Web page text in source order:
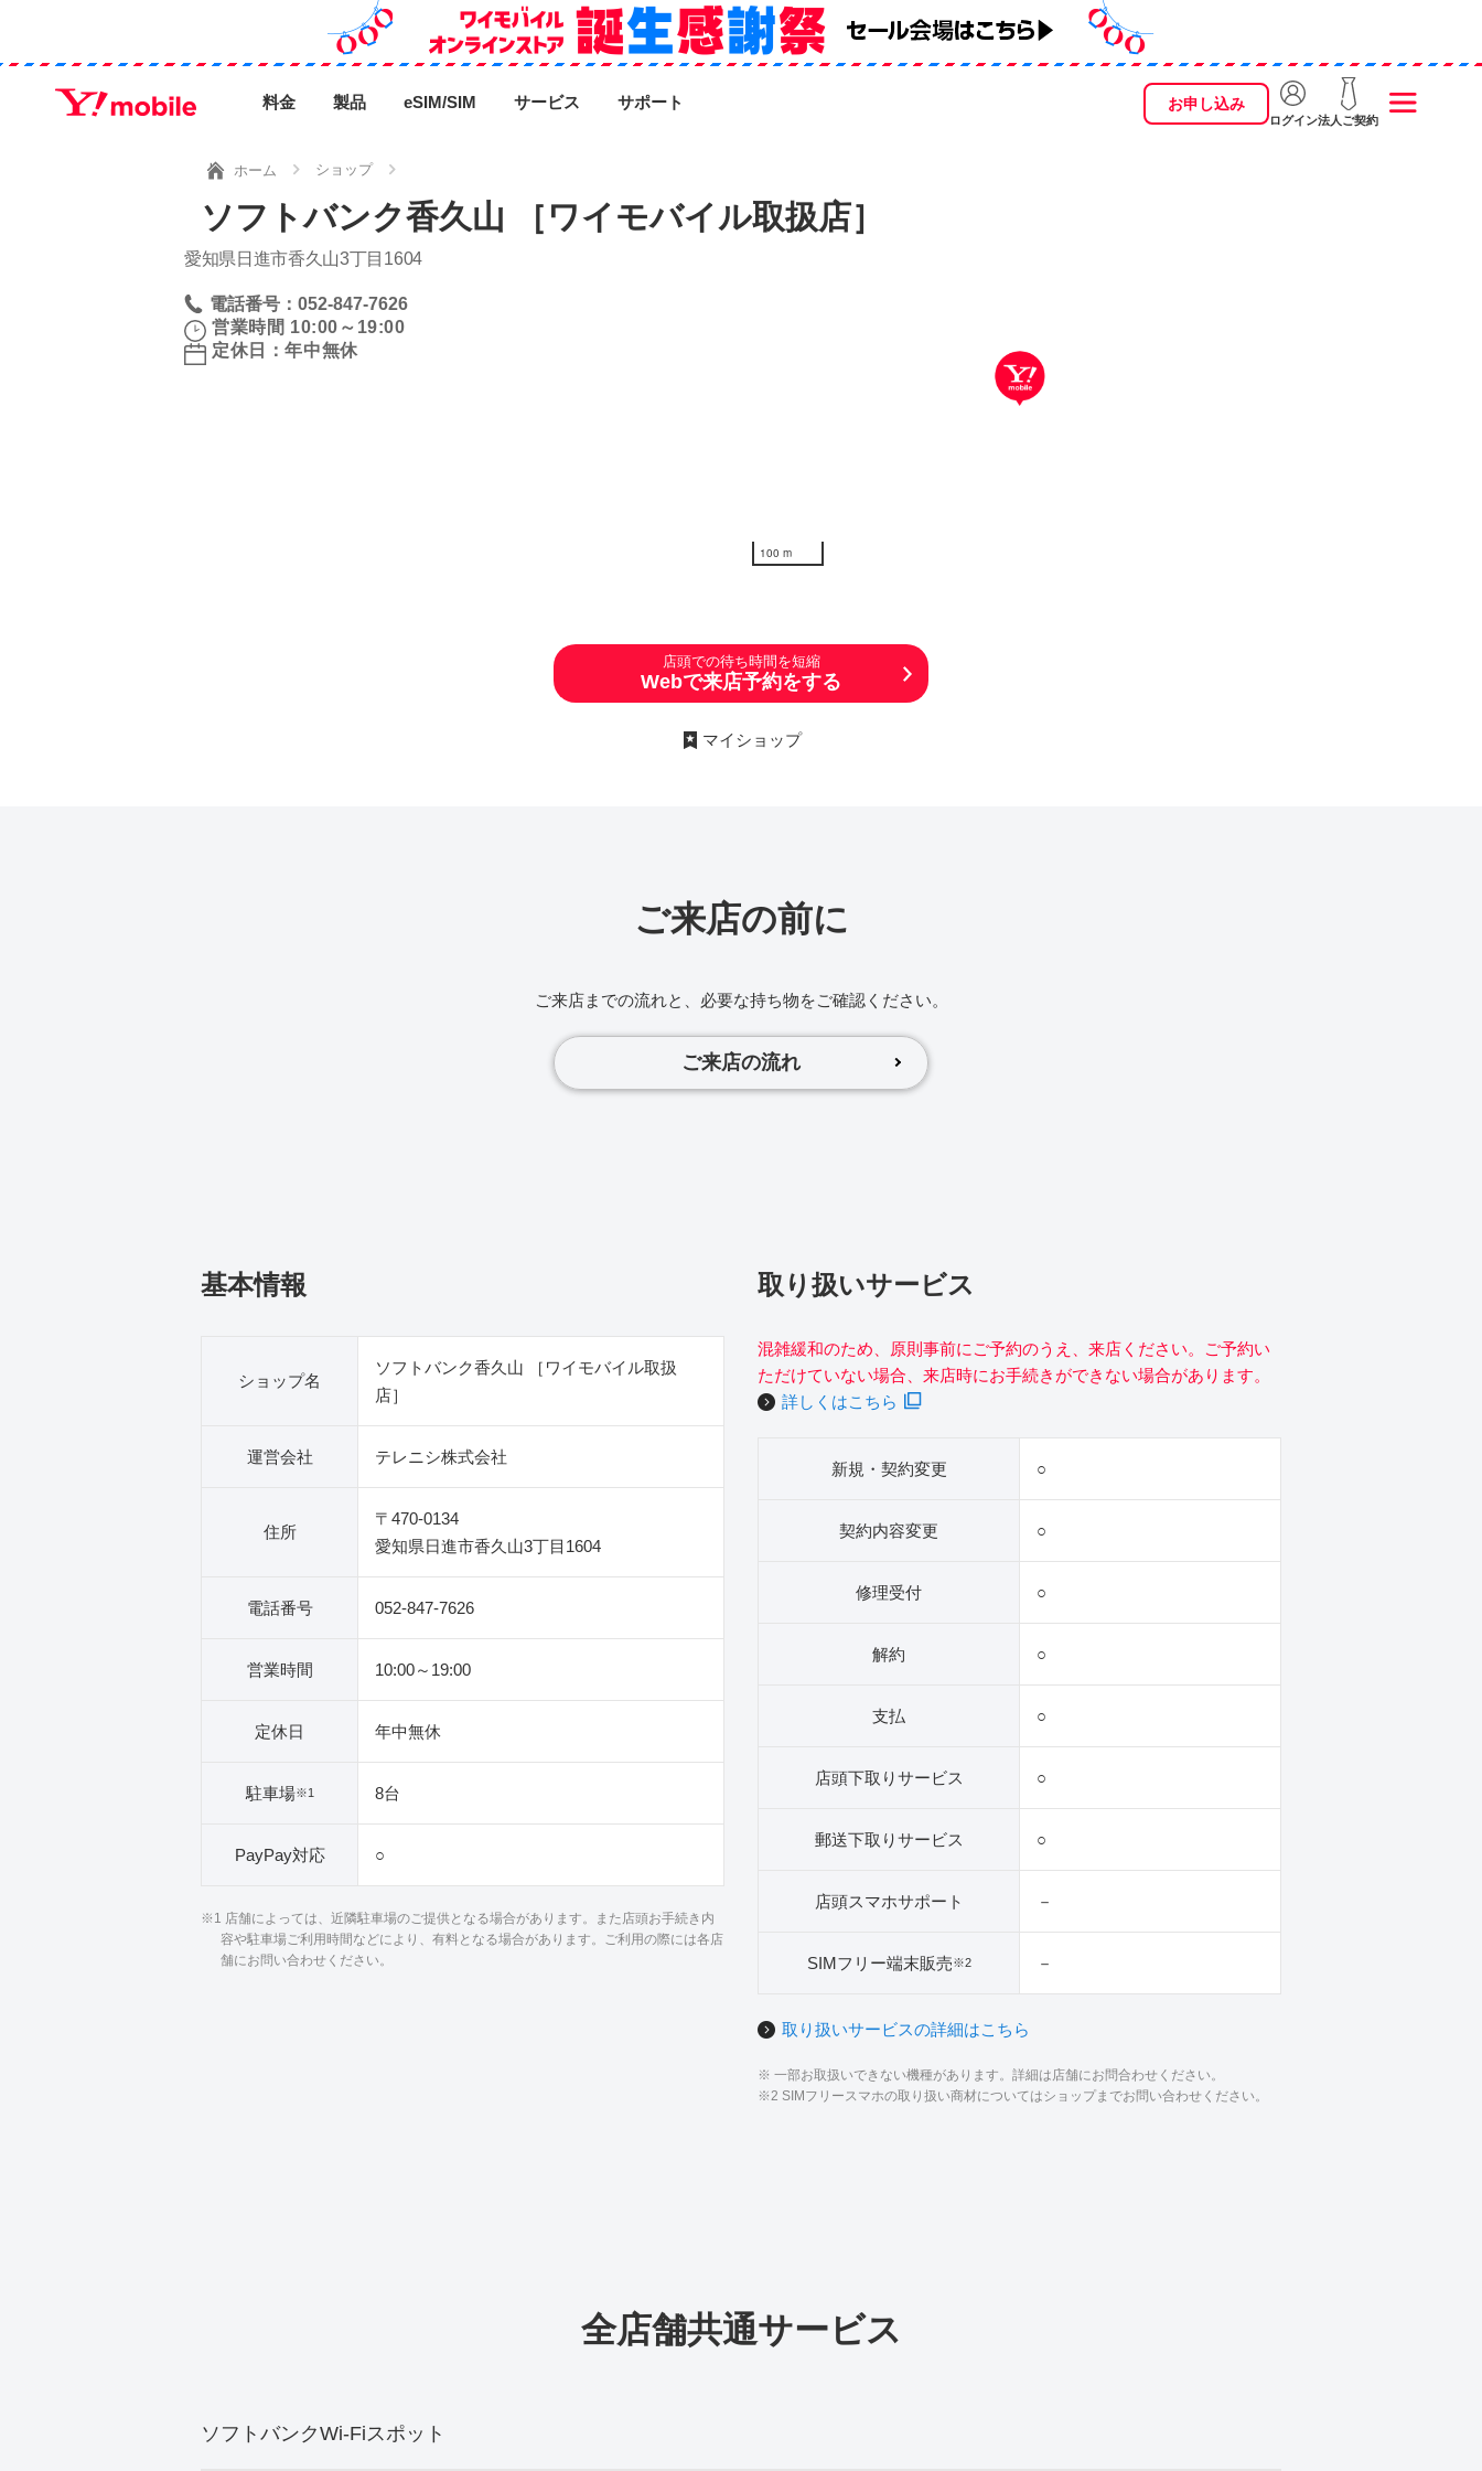
料金 製品 eSIM/SIM サービス サポート お申し込み
ログイン法人ご契約
ホーム ショップ
ソフトバンク香久山 ［ワイモバイル取扱店］
愛知県日進市香久山3丁目1604
電話番号：052-847-7626
営業時間 10:00～19:00
定休日：年中無休
100 m
店頭での待ち時間を短縮
Webで来店予約をする
マイショップ
ご来店の前に
ご来店までの流れと、必要な持ち物をご確認ください。
ご来店の流れ
基本情報
ショップ名
ソフトバンク香久山 ［ワイモバイル取扱
店］
運営会社 テレニシ株式会社
住所
〒470-0134
愛知県日進市香久山3丁目1604
電話番号 052-847-7626
営業時間 10:00～19:00
定休日 年中無休
駐車場※1 8台
PayPay対応 ○
※1 店舗によっては、近隣駐車場のご提供となる場合があります。また店頭お手続き内
容や駐車場ご利用時間などにより、有料となる場合があります。ご利用の際には各店
舗にお問い合わせください。
取り扱いサービス
混雑緩和のため、原則事前にご予約のうえ、来店ください。ご予約い
ただけていない場合、来店時にお手続きができない場合があります。
詳しくはこちら
新規・契約変更 ○
契約内容変更 ○
修理受付 ○
解約 ○
支払 ○
店頭下取りサービス ○
郵送下取りサービス ○
店頭スマホサポート －
SIMフリー端末販売※2 －
取り扱いサービスの詳細はこちら
※ 一部お取扱いできない機種があります。詳細は店舗にお問合わせください。
※2 SIMフリースマホの取り扱い商材についてはショップまでお問い合わせください。
全店舗共通サービス
ソフトバンクWi-Fiスポット